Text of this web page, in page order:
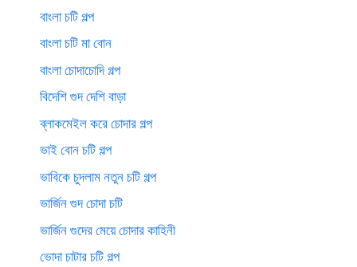
বাংলা চটি গল্প
বাংলা চটি মা বোন
বাংলা চোদাচোদি গল্প
বিদেশি গুদ দেশি বাড়া
ব্লাকমেইল করে চোদার গল্প
ভাই বোন চটি গল্প
ভাবিকে চুদলাম নতুন চটি গল্প
ভার্জিন গুদ চোদা চটি
ভার্জিন গুদের মেয়ে চোদার কাহিনী
ভোদা চাটার চটি গল্প